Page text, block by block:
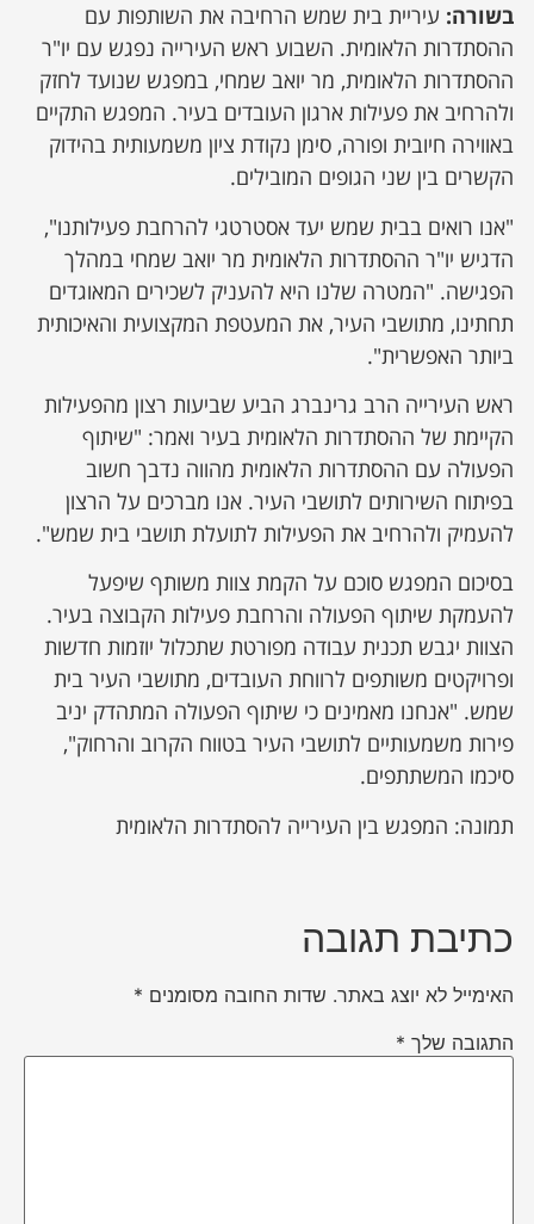
בשורה: עיריית בית שמש הרחיבה את השותפות עם
ההסתדרות הלאומית. השבוע ראש העירייה נפגש עם יו"ר
ההסתדרות הלאומית, מר יואב שמחי, במפגש שנועד לחזק
ולהרחיב את פעילות ארגון העובדים בעיר. המפגש התקיים
באווירה חיובית ופורה, סימן נקודת ציון משמעותית בהידוק
הקשרים בין שני הגופים המובילים.
"אנו רואים בבית שמש יעד אסטרטגי להרחבת פעילותנו",
הדגיש יו"ר ההסתדרות הלאומית מר יואב שמחי במהלך
הפגישה. "המטרה שלנו היא להעניק לשכירים המאוגדים
תחתינו, מתושבי העיר, את המעטפת המקצועית והאיכותית
ביותר האפשרית".
ראש העירייה הרב גרינברג הביע שביעות רצון מהפעילות
הקיימת של ההסתדרות הלאומית בעיר ואמר: "שיתוף
הפעולה עם ההסתדרות הלאומית מהווה נדבך חשוב
בפיתוח השירותים לתושבי העיר. אנו מברכים על הרצון
להעמיק ולהרחיב את הפעילות לתועלת תושבי בית שמש".
בסיכום המפגש סוכם על הקמת צוות משותף שיפעל
להעמקת שיתוף הפעולה והרחבת פעילות הקבוצה בעיר.
הצוות יגבש תכנית עבודה מפורטת שתכלול יוזמות חדשות
ופרויקטים משותפים לרווחת העובדים, מתושבי העיר בית
שמש. "אנחנו מאמינים כי שיתוף הפעולה המתהדק יניב
פירות משמעותיים לתושבי העיר בטווח הקרוב והרחוק",
סיכמו המשתתפים.
תמונה: המפגש בין העירייה להסתדרות הלאומית
כתיבת תגובה
האימייל לא יוצג באתר. שדות החובה מסומנים *
התגובה שלך *